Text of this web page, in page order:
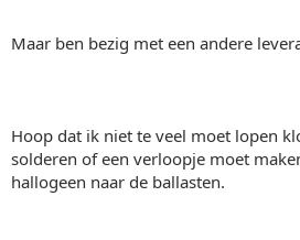
Maar ben bezig met een andere
Hoop dat ik niet te veel moet lopen
solderen of een verloopje moet
hallogeen naar de ballasten.